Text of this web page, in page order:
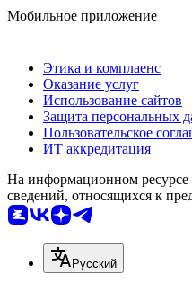
Мобильное приложение
Этика и комплаенс
Оказание услуг
Использование сайтов
Защита персональных
Пользовательское
ИТ аккредитация
На информационном ресурсе
сведений, относящихся к
Русский